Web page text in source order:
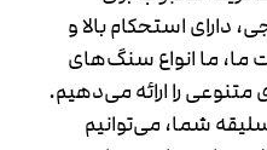
استحکام بالا و
ما، ما انواع سنگ‌های
متنوعی را ارائه می‌دهیم.
شما، می‌توانیم